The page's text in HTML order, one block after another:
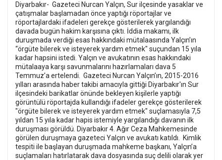
Diyarbakır- Gazeteci Nurcan Yalçın, Sur ilçesinde yasaklar ve
çatışmalar başlamadan önce yaptığı röportajlar ve
röportajlardaki ifadeleri gerekçe gösterilerek yargılandığı
davada bugün hakim karşısına çıktı. İddia makamı, ilk
duruşmada verdiği esas hakkındaki mütalaasında Yalçın’ın
“örgüte bilerek ve isteyerek yardım etmek" suçundan 15 yıla
kadar hapsini istedi. Yalçın ve avukatının esas hakkındaki
mütalaaya karşı savunmalarını hazırlamaları dava 5
Temmuz’a ertelendi.
Gazeteci Nurcan Yalçın’ın, 2015-2016
yılları arasında haber takibi amacıyla gittiği Diyarbakır'ın Sur
ilçesindeki barikatlar önünde bekleyen kişilerle yaptığı
görüntülü röportajda kullandığı ifadeler gerekçe gösterilerek
"örgüte bilerek ve isteyerek yardım etmek" suçlamasıyla 7,5
yıldan 15 yıla kadar hapis istemiyle yargılandığı davanın ilk
duruşması görüldü. Diyarbakır 4. Ağır Ceza Mahkemesinde
görülen duruşmaya gazeteci Yalçın ve avukatı katıldı.
Kimlik
tespiti ile başlayan duruşmada mahkeme başkanı, Yalçın’a
suçlamaları hatırlatarak dava dosyasında suç delili olarak yer